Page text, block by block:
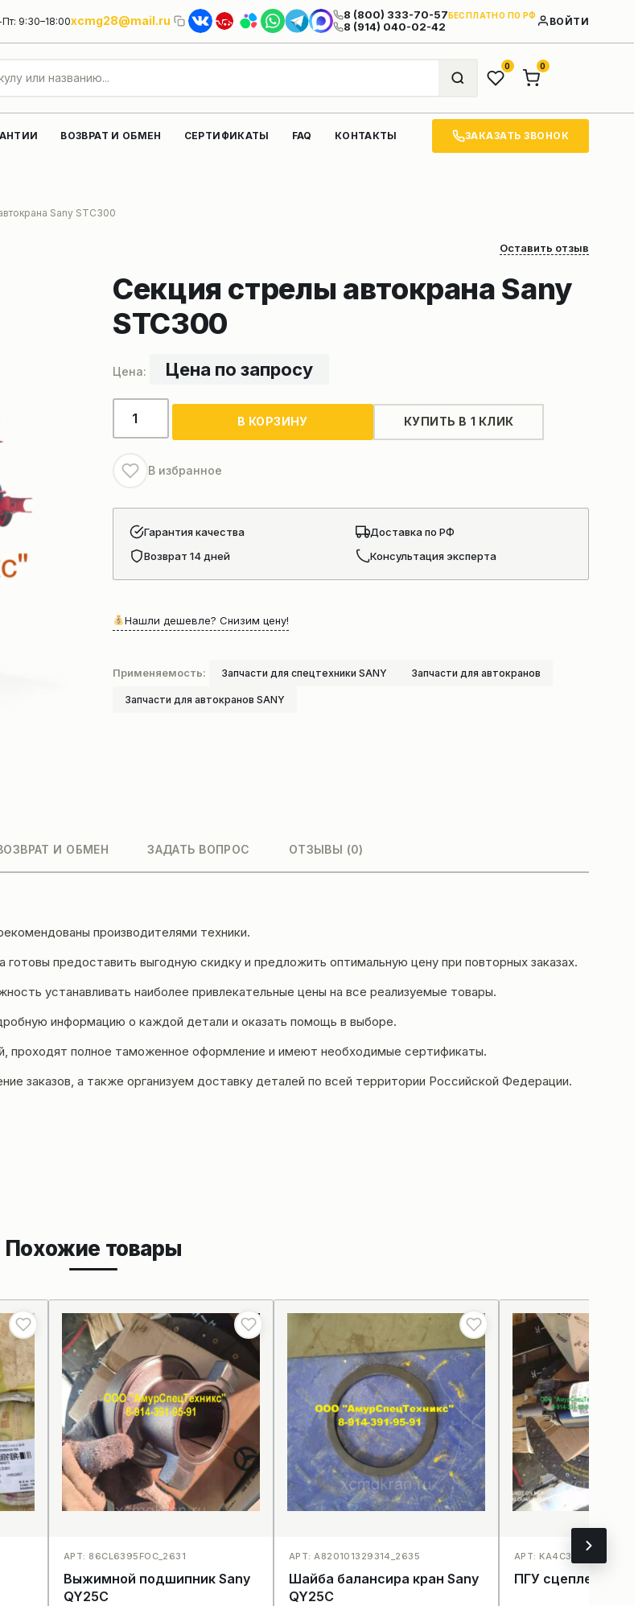
9:30–18:00xcmg28@mail.ru 8 (800) 333-70-57БЕСПЛАТНО ПО РФ
8 (914) 040-02-42 ВОЙТИ
0 0
ВОЗВРАТ И ОБМЕН СЕРТИФИКАТЫ FAQ КОНТАКТЫ ЗАКАЗАТЬ ЗВОНОК
Sany STC300
Оставить отзыв
Секция стрелы автокрана Sany
STC300
Цена по запросу
Количество
товара
стрелы
автокрана
Sany
STC300
В КОРЗИНУ КУПИТЬ В 1 КЛИК
В избранное
Гарантия качества
Доставка по РФ
Возврат 14 дней
Консультация эксперта
Нашли дешевле? Снизим цену!
Применяемость: Запчасти для спецтехники SANY Запчасти для автокранов
Запчасти для автокранов SANY
И ОБМЕН ЗАДАТЬ ВОПРОС ОТЗЫВЫ (0)
производителями техники.
предоставить выгодную скидку и предложить оптимальную цену при повторных заказах.
устанавливать наиболее привлекательные цены на все реализуемые товары.
информацию о каждой детали и оказать помощь в выборе.
проходят полное таможенное оформление и имеют необходимые сертификаты.
заказов, а также организуем доставку деталей по всей территории Российской Федерации.
Похожие товары
АРТ: 86CL6395FOC_2631
Выжимной подшипник Sany
QY25C
АРТ: A820101329314_2635
Шайба балансира кран Sany
QY25C
АРТ: KA4C3_2634
ПГУ сцепления